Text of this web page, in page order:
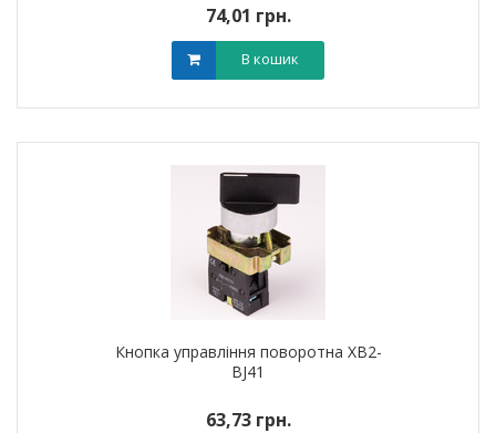
74,01 грн.
В кошик
Кнопка управління поворотна XB2-
BJ41
63,73 грн.